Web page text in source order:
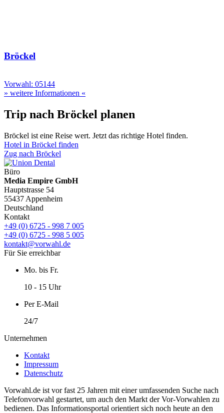
Bröckel
Vorwahl: 05144
» weitere Informationen «
Trip nach Bröckel planen
Bröckel ist eine Reise wert. Jetzt das richtige Hotel finden.
Hotel in Bröckel finden
Zug nach Bröckel
Büro
Media Empire GmbH
Hauptstrasse 54
55437 Appenheim
Deutschland
Kontakt
+49 (0) 6725 - 998 7 005
+49 (0) 6725 - 998 5 005
kontakt@vorwahl.de
Für Sie erreichbar
Mo. bis Fr.
10 - 15 Uhr
Per E-Mail
24/7
Unternehmen
Kontakt
Impressum
Datenschutz
Vorwahl.de ist vor fast 25 Jahren mit einer umfassenden Suche nach
Telefonvorwahl gestartet, um auch den Markt der Vor-Vorwahlen zu
bedienen. Das Informationsportal orientiert sich noch heute an den